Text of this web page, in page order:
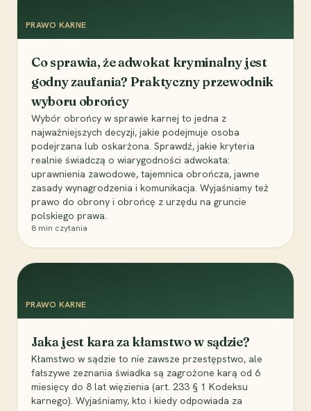
PRAWO KARNE
Co sprawia, że adwokat kryminalny jest
godny zaufania? Praktyczny przewodnik
wyboru obrońcy
Wybór obrońcy w sprawie karnej to jedna z
najważniejszych decyzji, jakie podejmuje osoba
podejrzana lub oskarżona. Sprawdź, jakie kryteria
realnie świadczą o wiarygodności adwokata:
uprawnienia zawodowe, tajemnica obrończa, jawne
zasady wynagrodzenia i komunikacja. Wyjaśniamy też
prawo do obrony i obrońcę z urzędu na gruncie
polskiego prawa.
8 min czytania
PRAWO KARNE
Jaka jest kara za kłamstwo w sądzie?
Kłamstwo w sądzie to nie zawsze przestępstwo, ale
fałszywe zeznania świadka są zagrożone karą od 6
miesięcy do 8 lat więzienia (art. 233 § 1 Kodeksu
karnego). Wyjaśniamy, kto i kiedy odpowiada za